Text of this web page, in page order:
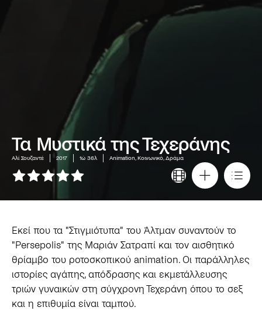
Τα Μυστικά της Τεχεράνης
Αλί Σουζαντέ 2017 1ώ 36λ Animation, Κοινωνικό, Δράμα
Εκεί που τα "Στιγμιότυπα" του Άλτμαν συναντούν το
"Persepolis" της Μαριάν Σατραπί και τον αισθητικό
θρίαμβο του ροτοσκοπικού animation. Οι παράλληλες
ιστορίες αγάπης, απόδρασης και εκμετάλλευσης
τριών γυναικών στη σύγχρονη Τεχεράνη όπου το σεξ
και η επιθυμία είναι ταμπού.